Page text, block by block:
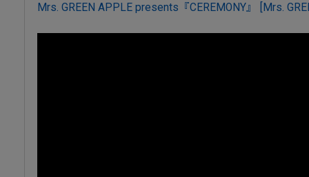
Mrs. GREEN APPLE presents『CEREMONY』 [Mrs.